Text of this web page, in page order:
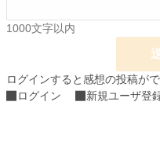
1000文字以内
ログインすると感想の投稿がで
ログイン
新規ユーザ登